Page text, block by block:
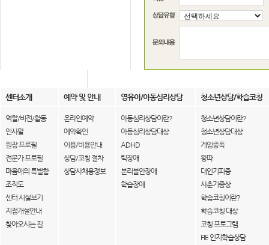
센터소개 예약 및 안내 영유아/아동심리상담 청소년상담/학습코칭
역할/비전/활동
인사말
원장 프로필
전문가 프로필
마음애의 특별함
조직도
센터 시설보기
지점개설안내
찾아오시는 길
온라인예약
예약확인
이용/비용안내
상담/코칭 절차
상담사채용정보
아동심리상담이란?
아동심리상담대상
ADHD
틱장애
분리불안장애
학습장애
청소년상담이란?
청소년상담대상
게임중독
왕따
대인기피증
사춘기증상
학습코칭이란?
학습코칭 대상
코칭 프로그램
FIE 인지학습상담